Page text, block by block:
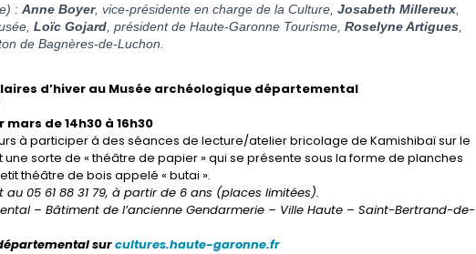
: Anne Boyer, vice-présidente en charge de la Culture, Josabeth Millereux
Loïc Gojard , président de Haute-Garonne Tourisme, Roselyne Artigues
de Bagnères-de-Luchon.
d’hiver au Musée archéologique départemental
de 14h30 à 16h30
à participer à des séances de lecture/atelier bricolage de Kamishibaï sur le
une sorte de « théâtre de papier » qui se présente sous la forme de planches
théâtre de bois appelé « butai ».
05 61 88 31 79, à partir de 6 ans (places limitées).
– Bâtiment de l’ancienne Gendarmerie – Ville Haute – Saint-Bertrand-de-
surcultures.haute-garonne.fr